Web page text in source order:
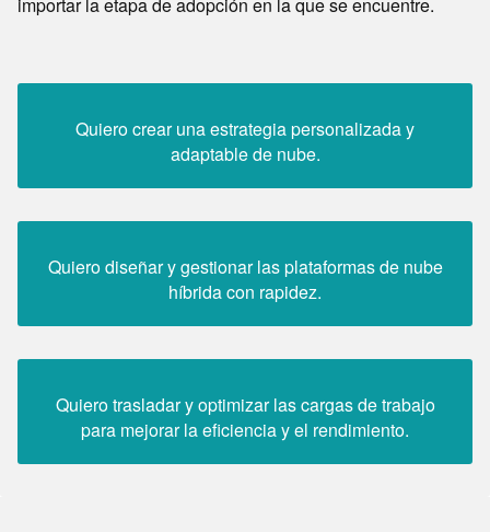
Quiero crear una estrategia personalizada y
adaptable de nube.
Quiero diseñar y gestionar las plataformas de nube
híbrida con rapidez.
Quiero trasladar y optimizar las cargas de trabajo
para mejorar la eficiencia y el rendimiento.